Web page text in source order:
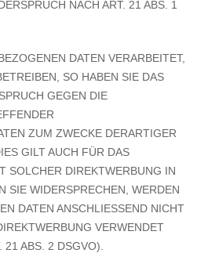
NACH ART. 21 ABS. 1
DATEN VERARBEITET,
SO HABEN SIE DAS
GEGEN DIE
ZUM ZWECKE DERARTIGER
GILT AUCH FÜR DAS
SOLCHER DIREKTWERBUNG IN
SIE WIDERSPRECHEN, WERDEN
DATEN ANSCHLIESSEND NICHT
VERWENDET
21 ABS. 2 DSGVO).